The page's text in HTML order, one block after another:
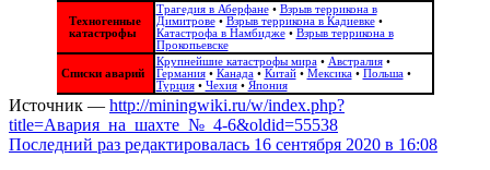
Техногенные
катастрофы
Трагедия в Аберфане• Взрыв террикона в
Димитрове• Взрыв террикона в Кадиевке•
Катастрофа в Намбидже• Взрыв террикона в
Прокопьевске
Списки аварий
Крупнейшие катастрофы мира• Австралия•
Германия• Канада• Китай• Мексика• Польша•
Турция• Чехия• Япония
Источник — http://miningwiki.ru/w/index.php?
title=Авария_на_шахте_№_4-6&oldid=55538
Последний раз редактировалась 16 сентября 2020 в 16:08